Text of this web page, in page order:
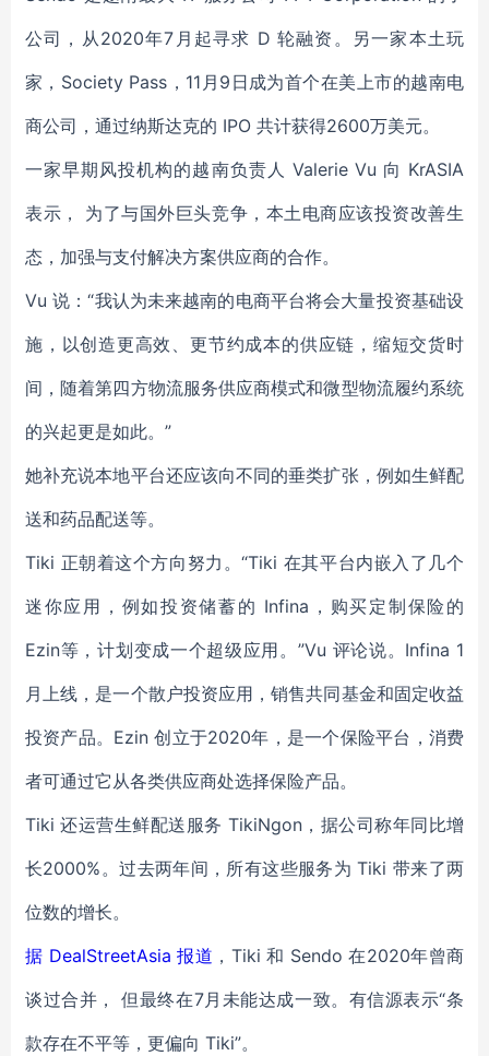
公司，从2020年7月起寻求 D 轮融资。另一家本土玩
家，Society Pass，11月9日成为首个在美上市的越南电
商公司，通过纳斯达克的 IPO 共计获得2600万美元。
一家早期风投机构的越南负责人 Valerie Vu 向 KrASIA
表示， 为了与国外巨头竞争，本土电商应该投资改善生
态，加强与支付解决方案供应商的合作。
Vu 说：“我认为未来越南的电商平台将会大量投资基础设
施，以创造更高效、更节约成本的供应链，缩短交货时
间，随着第四方物流服务供应商模式和微型物流履约系统
的兴起更是如此。”
她补充说本地平台还应该向不同的垂类扩张，例如生鲜配
送和药品配送等。
Tiki 正朝着这个方向努力。“Tiki 在其平台内嵌入了几个
迷你应用，例如投资储蓄的 Infina，购买定制保险的
Ezin等，计划变成一个超级应用。”Vu 评论说。Infina 1
月上线，是一个散户投资应用，销售共同基金和固定收益
投资产品。Ezin 创立于2020年，是一个保险平台，消费
者可通过它从各类供应商处选择保险产品。
Tiki 还运营生鲜配送服务 TikiNgon，据公司称年同比增
长2000%。过去两年间，所有这些服务为 Tiki 带来了两
位数的增长。
据 DealStreetAsia 报道 ，Tiki 和 Sendo 在2020年曾商
谈过合并， 但最终在7月未能达成一致。有信源表示“条
款存在不平等，更偏向 Tiki”。